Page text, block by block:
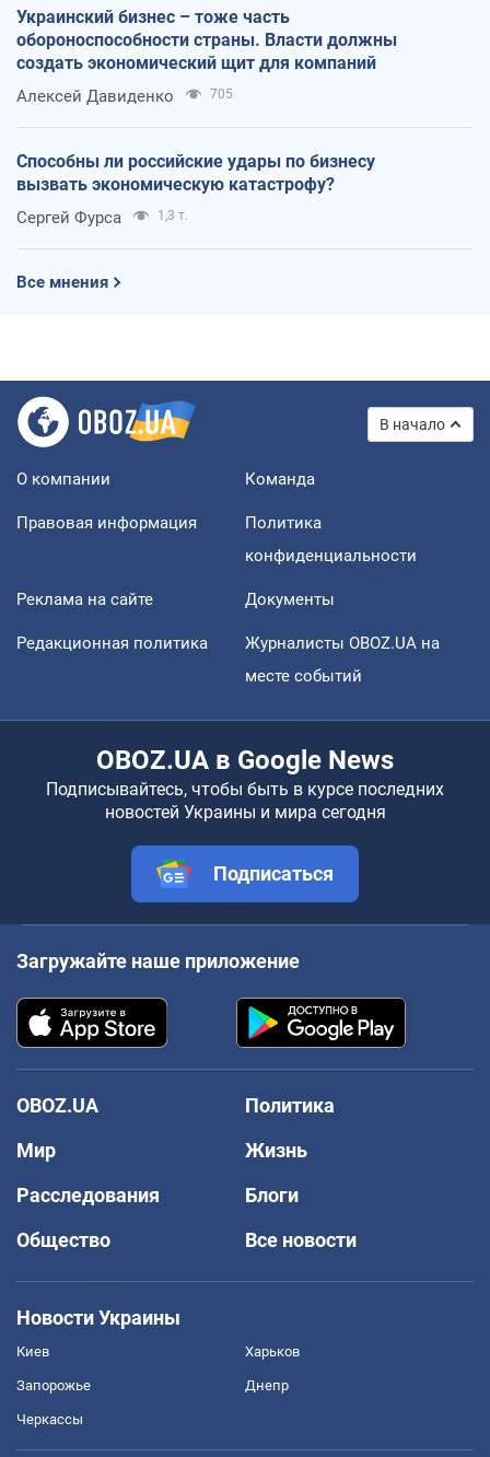
Украинский бизнес – тоже часть
обороноспособности страны. Власти должны
создать экономический щит для компаний
Алексей Давиденко 705
Способны ли российские удары по бизнесу
вызвать экономическую катастрофу?
Сергей Фурса 1,3 т.
Все мнения
В начало
О компании Команда
Правовая информация
Политика
конфиденциальности
Реклама на сайте Документы
Редакционная политика
Журналисты OBOZ.UA на
месте событий
OBOZ.UA в Google News
Подписывайтесь, чтобы быть в курсе последних
новостей Украины и мира сегодня
Подписаться
Загружайте наше приложение
OBOZ.UA
Политика
Мир
Жизнь
Расследования
Блоги
Общество
Все новости
Новости Украины
Киев Харьков
Запорожье Днепр
Черкассы